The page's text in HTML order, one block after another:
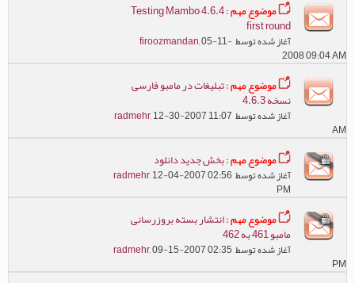
موضوع مهم :Testing Mambo 4.6.4
first round
آغاز شده توسط firoozmandan, 05-11-
2008 09:04 AM
موضوع مهم :تبلیغات در مامبو فارسی
نسخه 4.6.3
آغاز شده توسط radmehr, 12-30-2007 11:07
AM
موضوع مهم :بخش جدید دانلود
آغاز شده توسط radmehr, 12-04-2007 02:56
PM
موضوع مهم :انتشار بسته بروزرسانی
مامبو 461 به 462
آغاز شده توسط radmehr, 09-15-2007 02:35
PM